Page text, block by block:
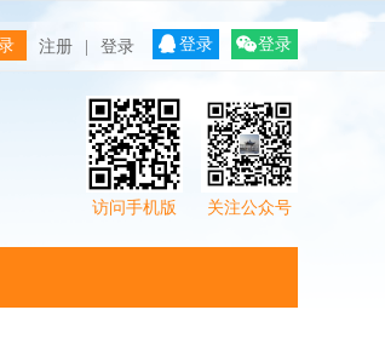
注册 登录 登录 登录
关注公众号
访问手机版